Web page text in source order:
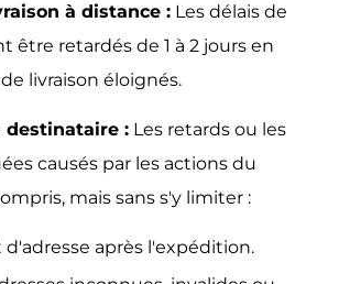
à distance :Les délais de
être retardés de 1 à 2 jours en
livraison éloignés.
destinataire :Les retards ou les
causés par les actions du
mais sans s'y limiter :
après l'expédition.